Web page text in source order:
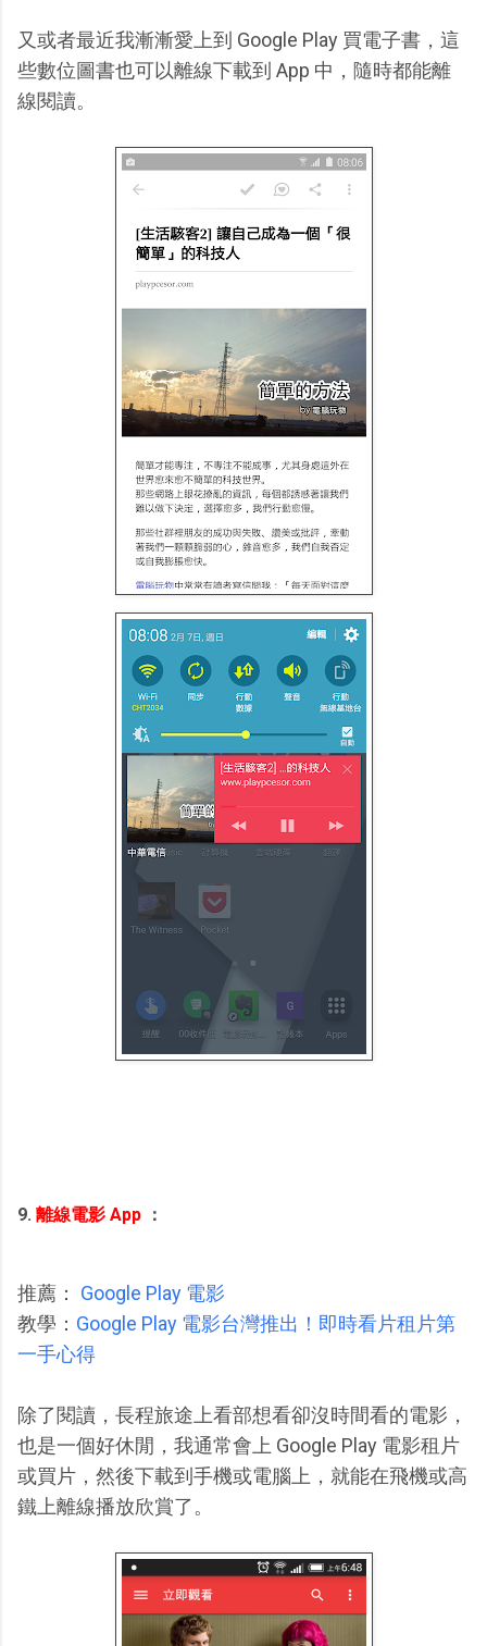
又或者最近我漸漸愛上到 Google Play 買電子書，這
些數位圖書也可以離線下載到 App 中，隨時都能離
線閱讀。
9. 離線電影 App ：
推薦： Google Play 電影
教學： Google Play 電影台灣推出！即時看片租片第
一手心得
除了閱讀，長程旅途上看部想看卻沒時間看的電影，
也是一個好休閒，我通常會上 Google Play 電影租片
或買片，然後下載到手機或電腦上，就能在飛機或高
鐵上離線播放欣賞了。